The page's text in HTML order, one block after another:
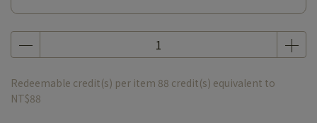
Redeemable credit(s) per item 88 credit(s) equivalent to
NT$88